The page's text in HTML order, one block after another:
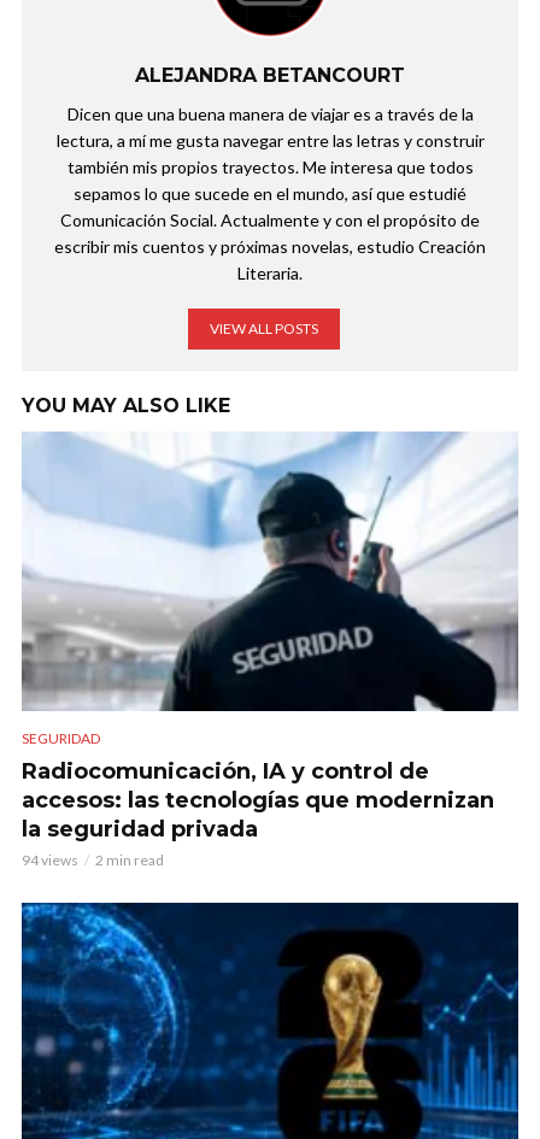
ALEJANDRA BETANCOURT
Dicen que una buena manera de viajar es a través de la
lectura, a mí me gusta navegar entre las letras y construir
también mis propios trayectos. Me interesa que todos
sepamos lo que sucede en el mundo, así que estudié
Comunicación Social. Actualmente y con el propósito de
escribir mis cuentos y próximas novelas, estudio Creación
Literaria.
VIEW ALL POSTS
YOU MAY ALSO LIKE
SEGURIDAD
Radiocomunicación, IA y control de
accesos: las tecnologías que modernizan
la seguridad privada
94 views 2 min read